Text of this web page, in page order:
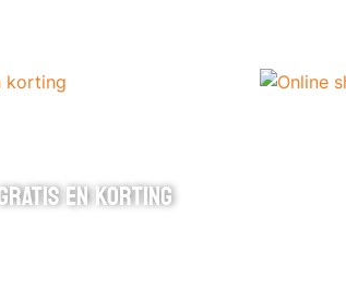
GRATIS EN KORTING